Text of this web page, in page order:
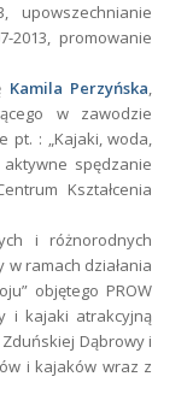
upowszechnianie
2013, promowanie
Kamila Perzyńska,
w zawodzie
pt. : „Kajaki, woda,
spędzanie
Kształcenia
i różnorodnych
ramach działania
objętego PROW
i kajaki atrakcyjną
Dąbrowy i
i kajaków wraz z